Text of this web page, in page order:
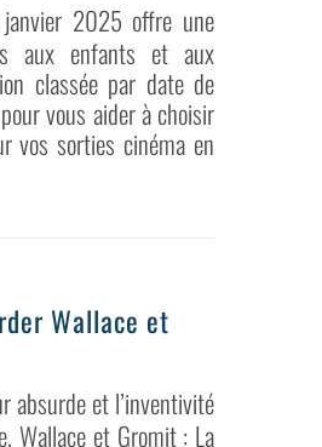
2025 offre une
aux enfants et aux
classée par date de
vous aider à choisir
vos sorties cinéma en
Wallace et
absurde et l’inventivité
Wallace et Gromit : La